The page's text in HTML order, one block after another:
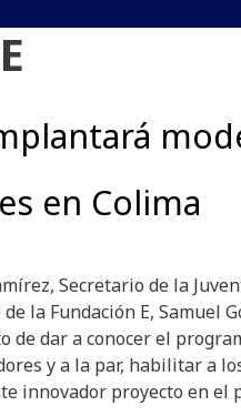
en Colima
Secretario de la
la Fundación E, Samuel
de dar a conocer el
y a la par, habilitar a
innovador proyecto en el